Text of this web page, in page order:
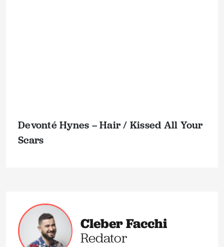
Devonté Hynes – Hair / Kissed All Your
Scars
Cleber Facchi
Redator